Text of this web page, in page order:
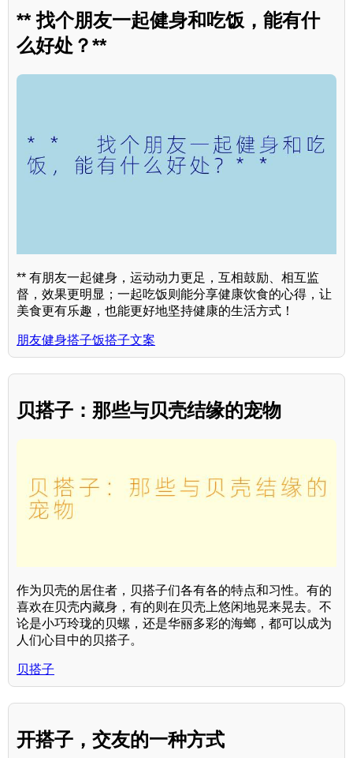
** 找个朋友一起健身和吃饭，能有什
么好处？**
** 有朋友一起健身，运动动力更足，互相鼓励、相互监
督，效果更明显；一起吃饭则能分享健康饮食的心得，让
美食更有乐趣，也能更好地坚持健康的生活方式！
朋友健身搭子饭搭子文案
贝搭子：那些与贝壳结缘的宠物
作为贝壳的居住者，贝搭子们各有各的特点和习性。有的
喜欢在贝壳内藏身，有的则在贝壳上悠闲地晃来晃去。不
论是小巧玲珑的贝螺，还是华丽多彩的海螂，都可以成为
人们心目中的贝搭子。
贝搭子
开搭子，交友的一种方式